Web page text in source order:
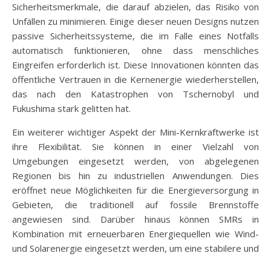
Sicherheitsmerkmale, die darauf abzielen, das Risiko von
Unfällen zu minimieren. Einige dieser neuen Designs nutzen
passive Sicherheitssysteme, die im Falle eines Notfalls
automatisch funktionieren, ohne dass menschliches
Eingreifen erforderlich ist. Diese Innovationen könnten das
öffentliche Vertrauen in die Kernenergie wiederherstellen,
das nach den Katastrophen von Tschernobyl und
Fukushima stark gelitten hat.
Ein weiterer wichtiger Aspekt der Mini-Kernkraftwerke ist
ihre Flexibilität. Sie können in einer Vielzahl von
Umgebungen eingesetzt werden, von abgelegenen
Regionen bis hin zu industriellen Anwendungen. Dies
eröffnet neue Möglichkeiten für die Energieversorgung in
Gebieten, die traditionell auf fossile Brennstoffe
angewiesen sind. Darüber hinaus können SMRs in
Kombination mit erneuerbaren Energiequellen wie Wind-
und Solarenergie eingesetzt werden, um eine stabilere und